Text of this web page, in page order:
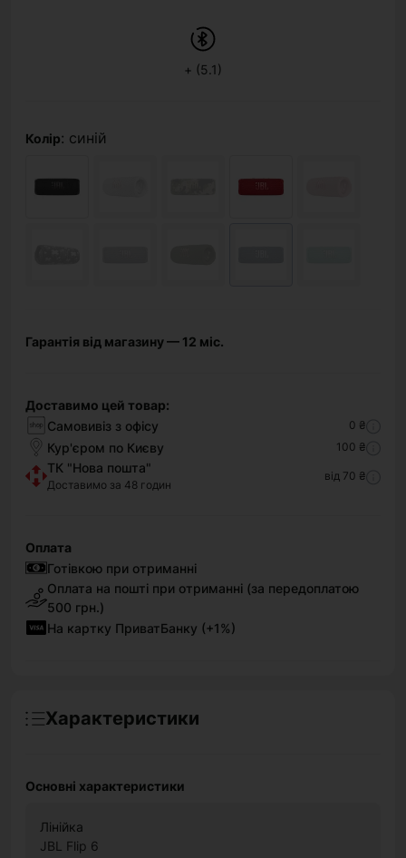
+ (5.1)
Колір: синій
Гарантія від магазину — 12 міс.
Доставимо цей товар:
Самовивіз з офісу
0 ₴
Кур'єром по Києву 100 ₴
ТК "Нова пошта"
Доставимо за 48 годин
від 70 ₴
Оплата
Готівкою при отриманні
Оплата на пошті при отриманні (за передоплатою
500 грн.)
На картку ПриватБанку (+1%)
Характеристики
Основні характеристики
Лінійка
JBL Flip 6